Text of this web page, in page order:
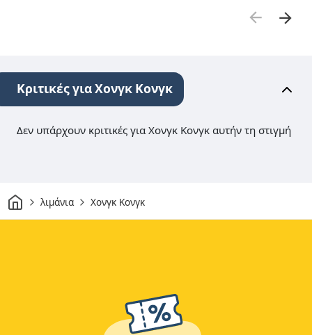
Κριτικές για Χονγκ Κονγκ
Δεν υπάρχουν κριτικές για Χονγκ Κονγκ αυτήν τη στιγμή
Σπίτιλιμάνια Χονγκ Κονγκ